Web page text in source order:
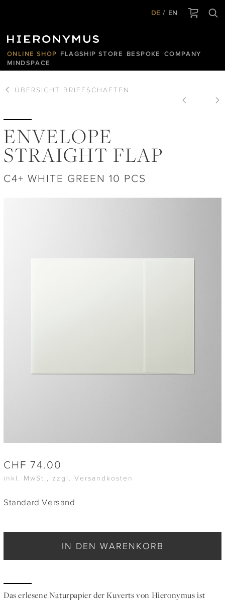
DE EN
ONLINE SHOP FLAGSHIP STORE BESPOKE
COMPANY
MINDSPACE
ÜBERSICHT BRIEFSCHAFTEN
ENVELOPE
STRAIGHT FLAP
C4+ WHITE GREEN 10 PCS
CHF 74.00
inkl. MwSt., zzgl. Versandkosten
Standard Versand
IN DEN WARENKORB
Das erlesene Naturpapier der Kuverts von Hieronymus ist